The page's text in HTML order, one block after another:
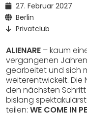
27. Februar 2027
Berlin
Privatclub
ALIENARE – kaum
vergangenen
gearbeitet und sich
weiterentwickelt.
den nächsten
bislang
teilen: WE COME IN